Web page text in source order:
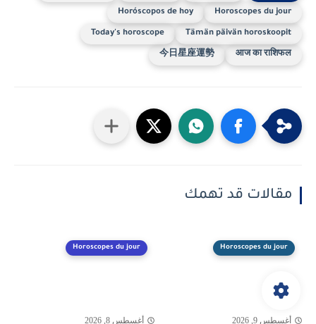
Horoscopes du jour
Horóscopos de hoy
Tämän päivän horoskoopit
Today's horoscope
आज का राशिफल
今日星座運勢
مقالات قد تهمك
Horoscopes du jour
أغسطس 9, 2026
Horoscopes du jour
أغسطس 8, 2026